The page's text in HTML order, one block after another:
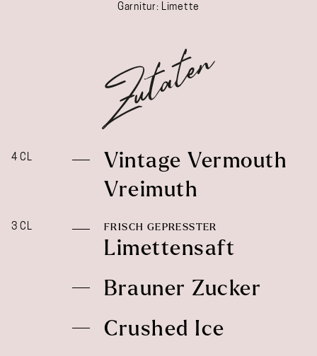
Garnitur: Limette
4 CL
Vintage Vermouth
Vreimuth
3 CL FRISCH GEPRESSTER
Limettensaft
Brauner Zucker
Crushed Ice